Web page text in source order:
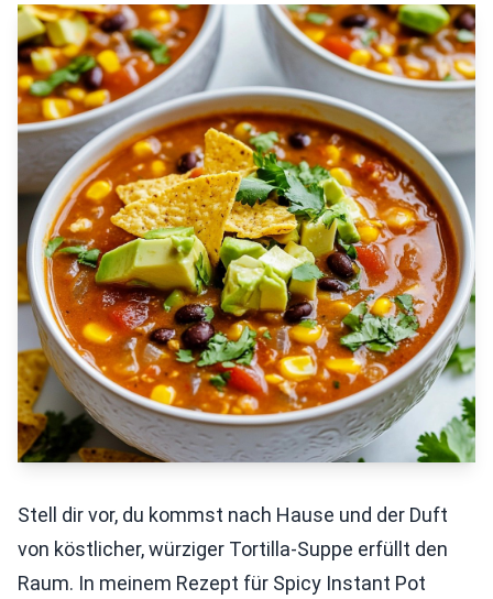
Stell dir vor, du kommst nach Hause und der Duft
von köstlicher, würziger Tortilla-Suppe erfüllt den
Raum. In meinem Rezept für Spicy Instant Pot